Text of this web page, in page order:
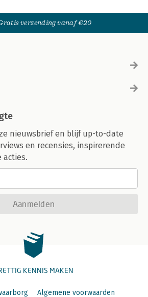
verzending vanaf €20
nieuwsbrief en blijf up-to-date
en recensies, inspirerende
acties.
Aanmelden
KENNIS MAKEN
Algemene voorwaarden